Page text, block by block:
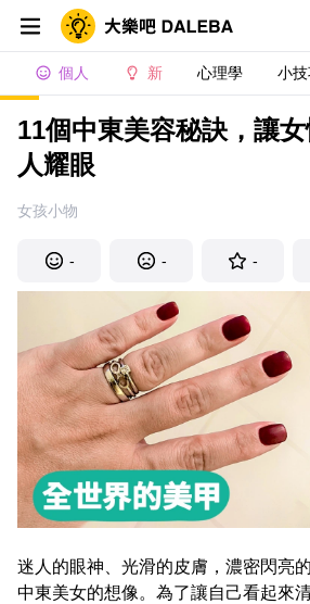
個人 新 心理學 小
11個中東美容秘訣，讓
人耀眼
女孩小物
- - -
迷人的眼神、光滑的皮膚，濃密閃
中東美女的想像。為了讓自己看起來